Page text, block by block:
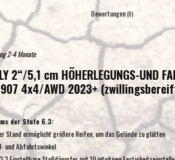
Bewertungen(0)
2-4 Monate
2“/5,1 cm HÖHERLEGUNGS-UND
4x4/AWD 2023+
der Stufe 6.3:
Stand ermöglicht größere Reifen, um das Gelände zu glätten
und Abfahrtswinkel